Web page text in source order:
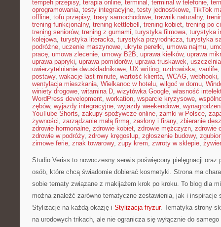
tempeh przepisy, terapia online, terminal , terminal w telefonie,
oprogramowania, testy integracyjne, testy jednostkowe, TikTok
offline, tofu przepisy, trasy samochodowe, trawnik naturalny,
trening funkcjonalny, trening kettlebell , trening kobiet, trening po
trening seniorów, trening z gumami, turystyka filmowa, turystyka
kolejowa, turystyka literacka, turystyka przyrodnicza, turystyka
podróżne, uczenie maszynowe, ukryte perełki, umowa najmu,
pracę, umowa zlecenie, umowy B2B, uprawa kiełków, uprawa
uprawa papryki, uprawa pomidorów, uprawa truskawek,
uwierzytelnianie dwuskładnikowe, UX writing, uzdrowiska, vanlife,
postawy, wakacje last minute, wartość klienta, WCAG, webhooki,
wentylacja mieszkania, Wielkanoc w hotelu, wilgoć w domu,
winiety drogowe, witamina D, wizytówka Google, własność
WordPress development, workation, wsparcie kryzysowe,
zębów, wyjazdy integracyjne, wyjazdy weekendowe,
YouTube Shorts, zakupy spożywcze online, zamki w Polsce,
żywności, zarządzanie małą firmą, zasłony i firany, zbieranie
zdrowie hormonalne, zdrowie kobiet, zdrowie mężczyzn, zdrowie
zdrowie w podróży, zdrowy kręgosłup, zgłoszenie budowy,
zimowe ferie, znak towarowy, zupy krem, zwroty w sklepie,
Studio Veriss to nowoczesny serwis poświęcony pielęgnacji oraz
osób, które chcą świadomie dobierać kosmetyki. Strona ma
sobie tematy związane z makijażem krok po kroku. To blog dla
można znaleźć zarówno tematyczne zestawienia, jak i
Stylizacje na każdą okazję i Stylizacja fryzur. Tematyka strony
na urodowych trikach, ale nie ogranicza się wyłącznie do